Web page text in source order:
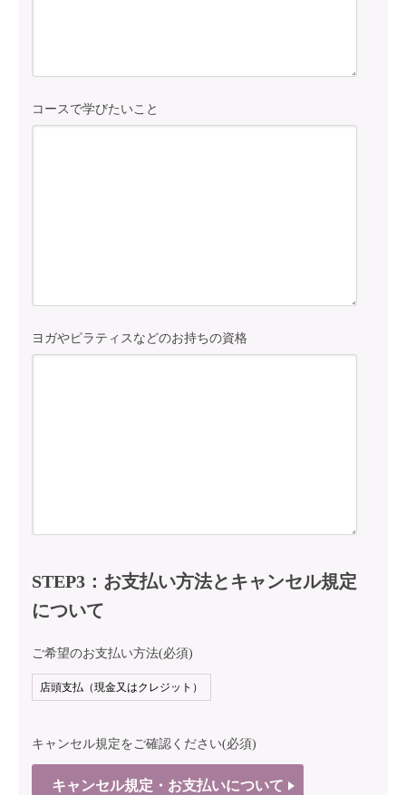
コースで学びたいこと
ヨガやピラティスなどのお持ちの資格
STEP3：お支払い方法とキャンセル規定
について
ご希望のお支払い方法(必須)
キャンセル規定をご確認ください(必須)
キャンセル規定・お支払いについて